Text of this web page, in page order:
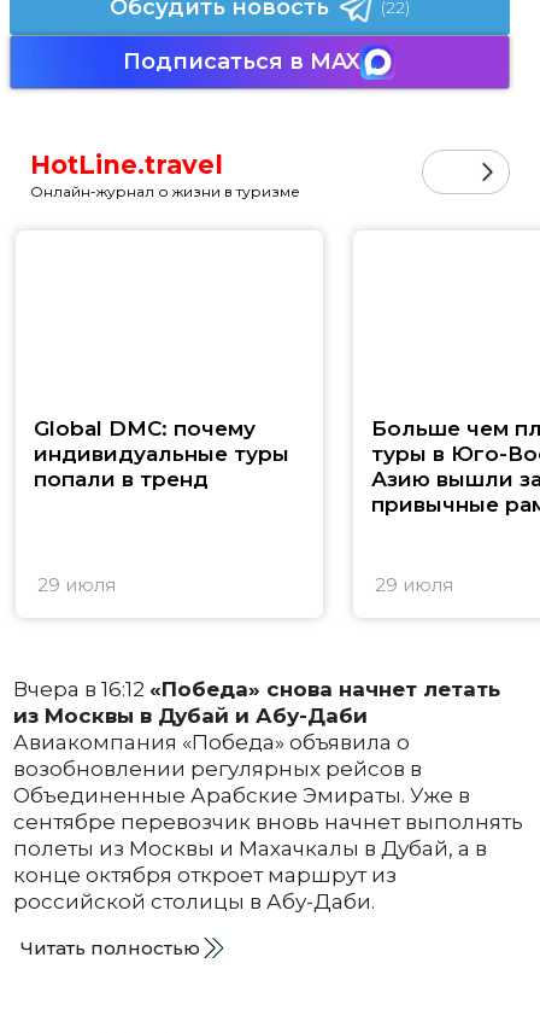
Обсудить новость (22)
Подписаться в MAX
HotLine.travel
Онлайн-журнал о жизни в туризме
Global DMC: почему
индивидуальные туры
попали в тренд
29 июля
Больше чем
туры в Юго-
Азию вышли
привычные
29 июля
Вчера в 16:12 «Победа» снова начнет летать
из Москвы в Дубай и Абу-Даби
Авиакомпания «Победа» объявила о
возобновлении регулярных рейсов в
Объединенные Арабские Эмираты. Уже в
сентябре перевозчик вновь начнет выполнять
полеты из Москвы и Махачкалы в Дубай, а в
конце октября откроет маршрут из
российской столицы в Абу-Даби.
Читать полностью